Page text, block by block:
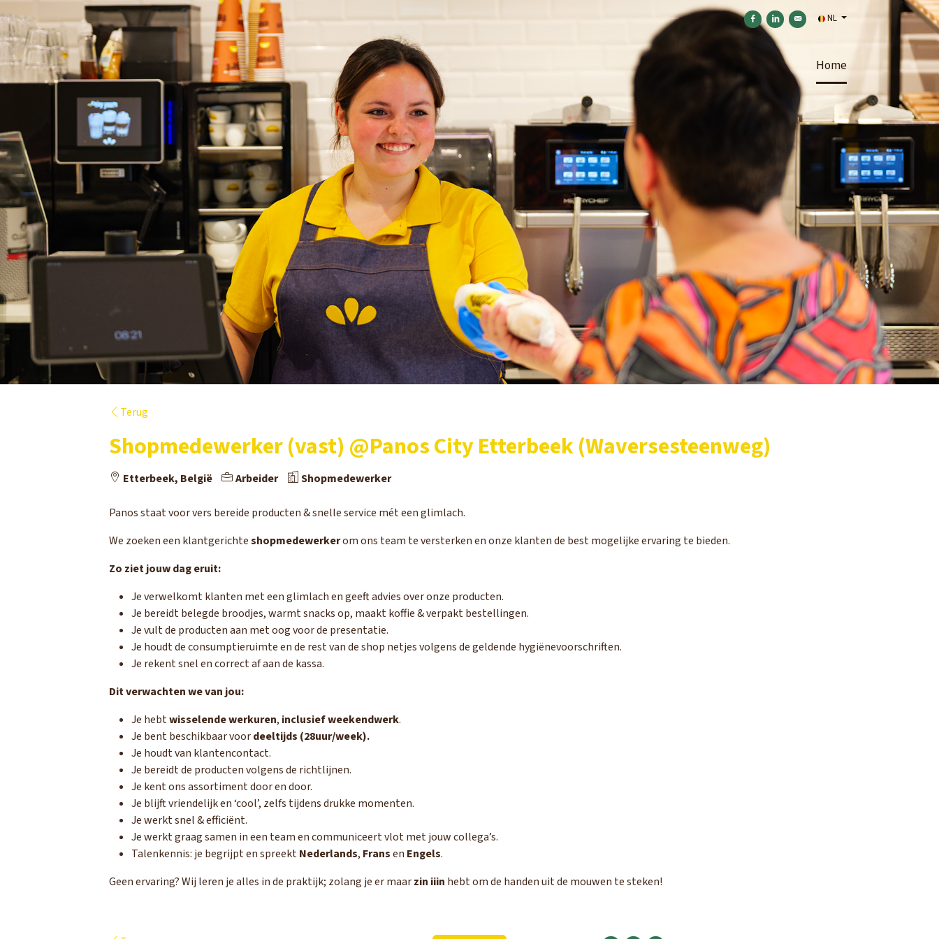
Delen op Facebook
Delen op LinkedInVersturen per e-mail
NL
Home
Terug
Shopmedewerker (vast) @Panos City Etterbeek (Waversesteenweg)
Etterbeek, België Arbeider Shopmedewerker
Panos staat voor vers bereide producten & snelle service mét een glimlach.
We zoeken een klantgerichteshopmedewerkerom ons team te versterken en onze klanten de best mogelijke ervaring te bieden.
Zo ziet jouw dag eruit:
Je verwelkomt klanten met een glimlach en geeft advies over onze producten.
Je bereidt belegde broodjes, warmt snacks op, maakt koffie & verpakt bestellingen.
Je vult de producten aan met oog voor de presentatie.
Je houdt de consumptieruimte en de rest van de shop netjes volgens de geldende hygiënevoorschriften.
Je rekent snel en correct af aan de kassa.
Dit verwachten we van jou:
Je hebtwisselende werkuren, inclusief weekendwerk.
Je bent beschikbaar voordeeltijds (28uur/week).
Je houdt van klantencontact.
Je bereidt de producten volgens de richtlijnen.
Je kent ons assortiment door en door.
Je blijft vriendelijk en ‘cool’, zelfs tijdens drukke momenten.
Je werkt snel & efficiënt.
Je werkt graag samen in een team en communiceert vlot met jouw collega’s.
Talenkennis: je begrijpt en spreektNederlands, Fransen Engels.
Geen ervaring? Wij leren je alles in de praktijk; zolang je er maarzin iiin hebt om de handen uit de mouwen te steken!